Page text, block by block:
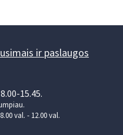
ir paslaugos
15.45.
val. - 12.00 val.